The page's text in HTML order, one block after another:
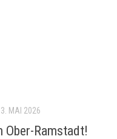
3. MAI 2026
Ober-Ramstadt!